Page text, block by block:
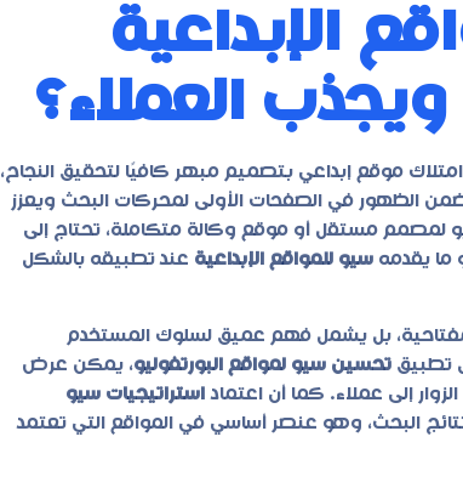
الإبداعية
ويجذب العملاء؟
موقع إبداعي بتصميم مبهر كافيًا لتحقيق النجاح،
الظهور في الصفحات الأولى لمحركات البحث ويعزز
لمصمم مستقل أو موقع وكالة متكاملة، تحتاج إلى
ما يقدمه سيو للمواقع الإبداعية عند تطبيقه بالشكل
بل يشمل فهم عميق لسلوك المستخدم
تطبيق تحسين سيو لمواقع البورتفوليو، يمكن عرض
إلى عملاء. كما أن اعتماد استراتيجيات سيو
البحث، وهو عنصر أساسي في المواقع التي تعتمد